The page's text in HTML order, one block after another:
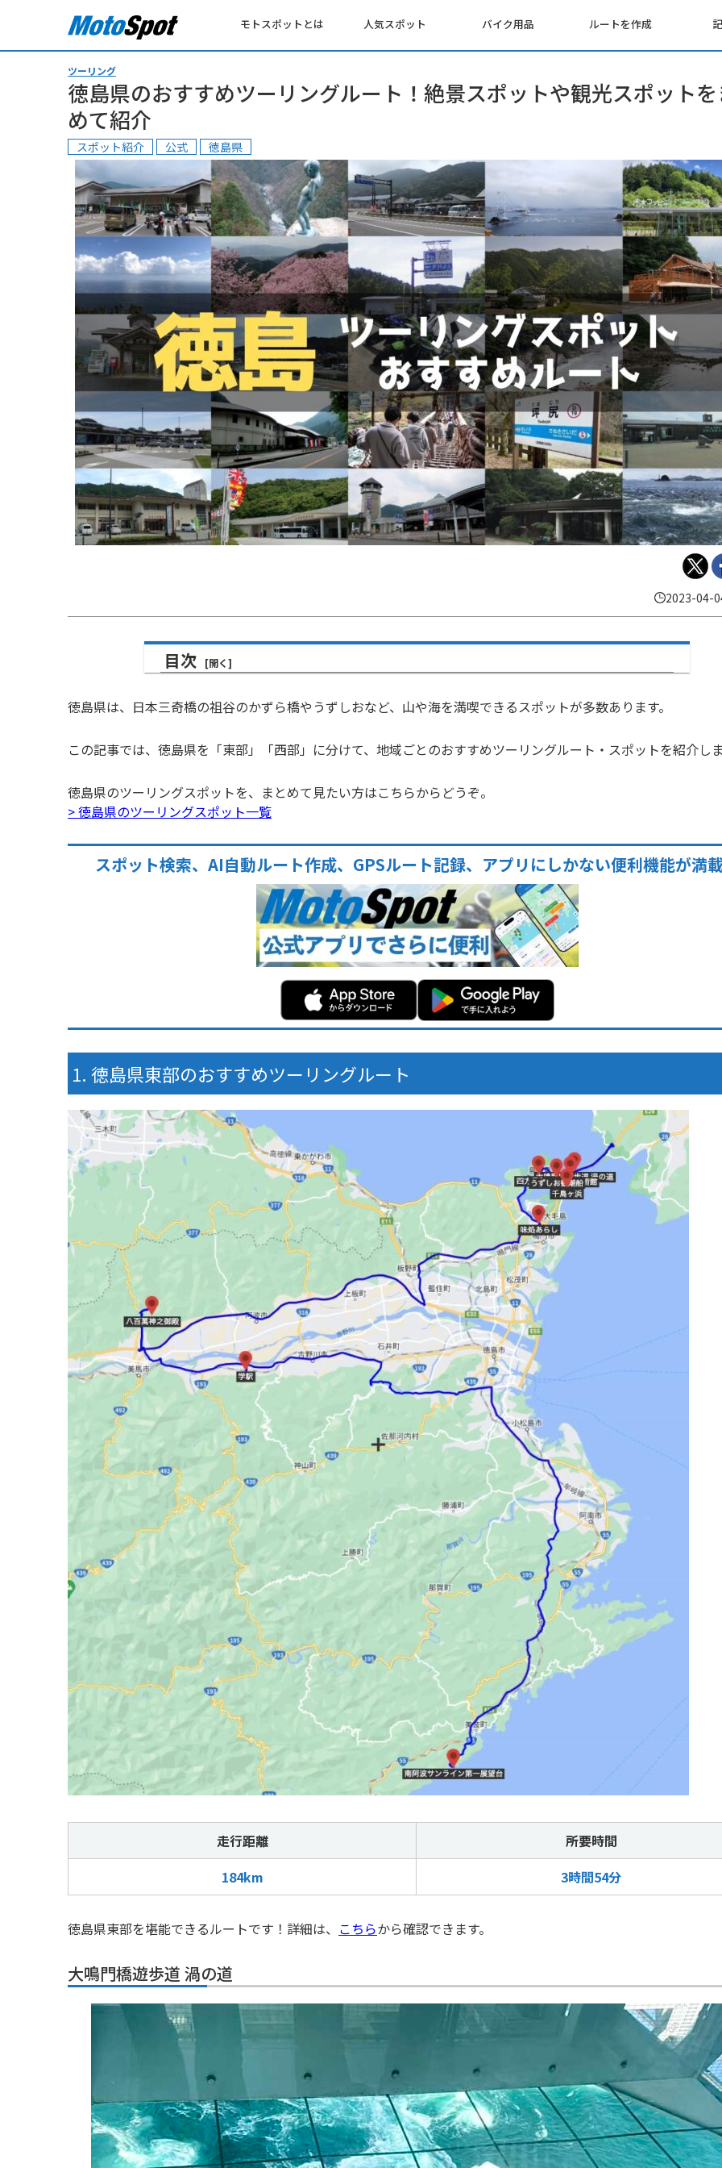
モトスポットとは 人気スポット バイク用品 ルートを作成
ツーリング
徳島県のおすすめツーリングルート！絶景スポットや観光スポットを
めて紹介
スポット紹介 公式 徳島県
2023-04-
目次
徳島県は、 日本三奇橋の祖谷のかずら橋やうずしおなど、山や海を満喫できるスポットが多数あります。
この記事では、徳島県を「東部」「西部」に分けて、地域ごとのおすすめツーリングルート・スポットを紹介しま
徳島県のツーリングスポットを、まとめて見たい方はこちらからどうぞ。
> 徳島県のツーリングスポット一覧
スポット検索、AI自動ルート作成、GPSルート記録、アプリにしかない便利機能が満載
徳島県東部のおすすめツーリングルート
走行距離
所要時間
184km
3時間54分
徳島県東部を堪能できるルートです！詳細は、 こちらから確認できます。
大鳴門橋遊歩道 渦の道